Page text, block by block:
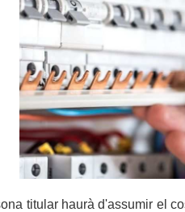
titular haurà d'assumir el